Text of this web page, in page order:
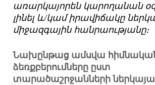
առարկայորեն կարողանան
լինել և/կամ իրավիճակը
միջազգային հանրաությանը։
Նախընթաց ամսվա
ձեռքբերումները ըստ
տարածաշրջանների